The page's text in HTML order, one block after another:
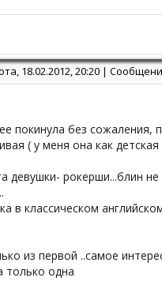
18.02.2012, 20:20 |
покинула без сожаления,
( у меня она как
девушки- рокерши...блин
в классическом
из первой ..самое
только одна